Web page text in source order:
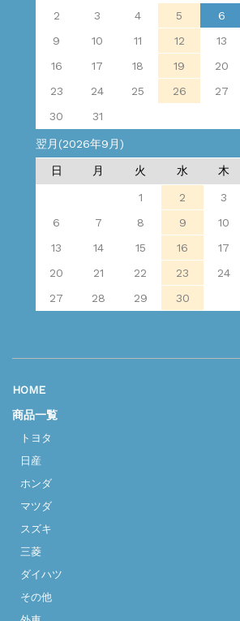
2
3 4 5 6
9
10 11 12 13
16
17 18 19 20
23
24 25 26 27
30
31
翌月(2026年9月)
日 月 火 水 木
1 2 3
6
7 8 9 10
13
14 15 16 17
20
21 22 23 24
27
28 29 30
HOME
商品一覧
トヨタ
日産
ホンダ
マツダ
スズキ
三菱
ダイハツ
その他